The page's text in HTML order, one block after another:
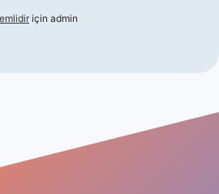
için admin